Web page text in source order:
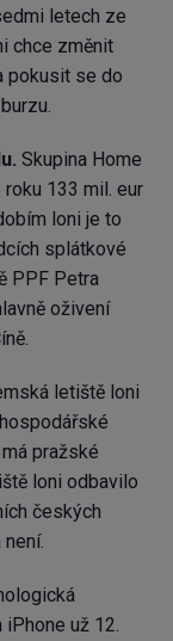
letech ze
chce změnit
pokusit se do
Skupina Home
133 mil. eur
loni je to
splátkové
PPF Petra
oživení
letiště loni
pražské
loni odbavilo
českých
už 12.